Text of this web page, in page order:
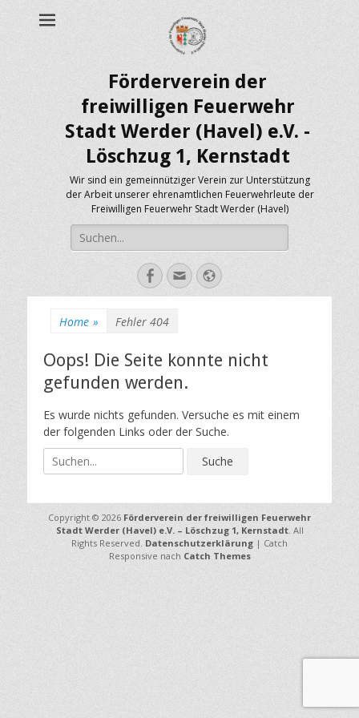
Förderverein der
freiwilligen Feuerwehr
Stadt Werder (Havel) e.V. -
Löschzug 1, Kernstadt
Wir sind ein gemeinnütziger Verein zur Unterstützung
der Arbeit unserer ehrenamtlichen Feuerwehrleute der
Freiwilligen Feuerwehr Stadt Werder (Havel)
Suche
nach:
Facebook
E-
Mail-
Webseite
Home » Fehler 404
Oops! Die Seite konnte nicht
gefunden werden.
Es wurde nichts gefunden. Versuche es mit einem
der folgenden Links oder der Suche.
u
h
eCopyright © 2026 Förderverein der freiwilligen Feuerwehr
Stadt Werder (Havel) e.V. – Löschzug 1, Kernstadt. All
Rights Reserved. Datenschutzerklärung | Catch
Responsive nach Catch Themes